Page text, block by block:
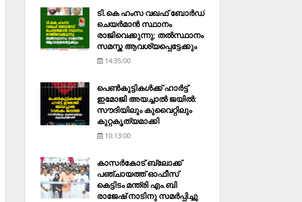
ടി.കെ ഹംസ വഖഫ് ബോര്‍ഡ്
ചെയര്‍മാന്‍ സ്ഥാനം
രാജിവെക്കുന്നു; തല്‍സ്ഥാനം
സമസ്ത ആവശ്യപ്പെട്ടേക്കും
14:35:00
പെണ്‍കുട്ടികള്‍ക്ക് ഹാര്‍ട്ട്
ഇമോജി അയച്ചാല്‍ ജയില്‍:
സൗദിയിലും കുവൈറ്റിലും
കുറ്റകൃത്യമാക്കി
10:13:00
കാസര്‍കോട് ബ്ലോക്ക്
പഞ്ചായത്ത് ഓഫീസ്
കെട്ടിടം മന്ത്രി എം.ബി
രാജേഷ് നാടിനു സമര്‍പ്പിച്ചു